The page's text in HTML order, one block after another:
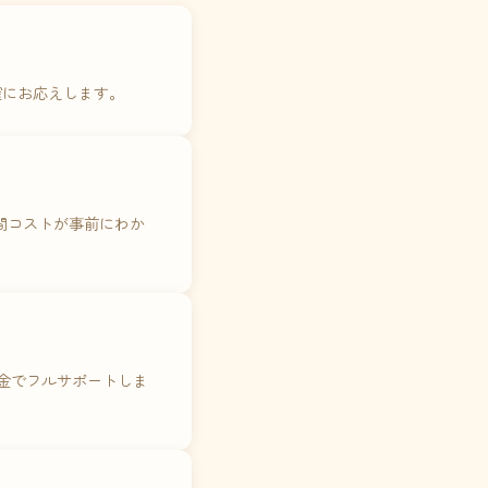
お応えします。
コストが事前にわか
でフルサポートしま